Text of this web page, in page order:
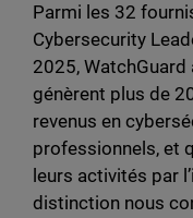
Parmi les 32
Cybersecurity
2025,
génèrent plus de
revenus en
professionnels, et
leurs activités par
distinction nous